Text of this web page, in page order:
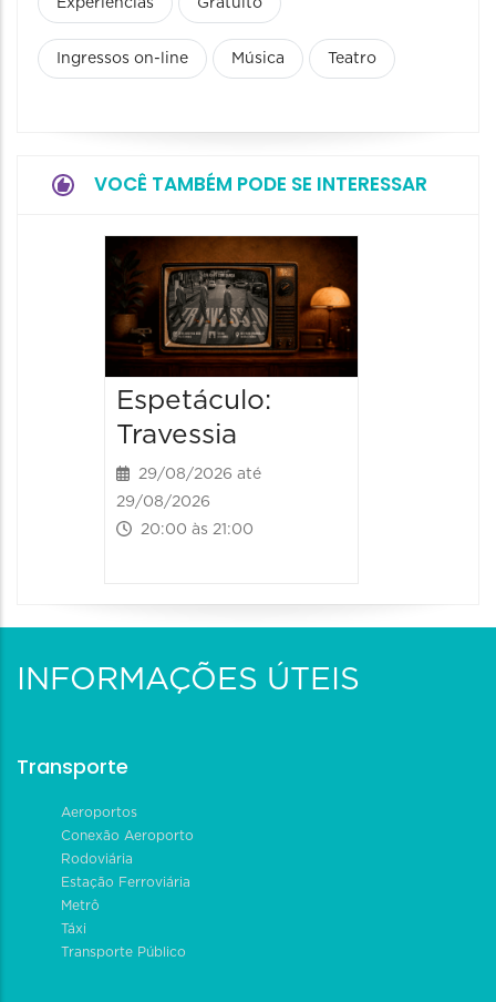
Experiências Gratuito
Ingressos on-line Música Teatro
VOCÊ TAMBÉM PODE SE INTERESSAR
Espetáculo:
Travessia
29/08/2026 até
29/08/2026
20:00 às 21:00
INFORMAÇÕES ÚTEIS
Transporte
Aeroportos
Conexão Aeroporto
Rodoviária
Estação Ferroviária
Metrô
Táxi
Transporte Público